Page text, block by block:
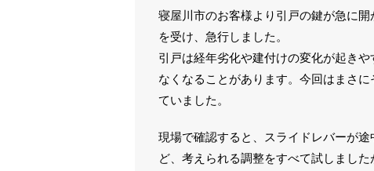
寝屋川市のお客様より引戸の鍵が急に
を受け、急行しました。
引戸は経年劣化や建付けの変化が起き
なくなることがあります。今回はまさ
ていました。
現場で確認すると、スライドレバーが
ど、考えられる調整をすべて試しまし